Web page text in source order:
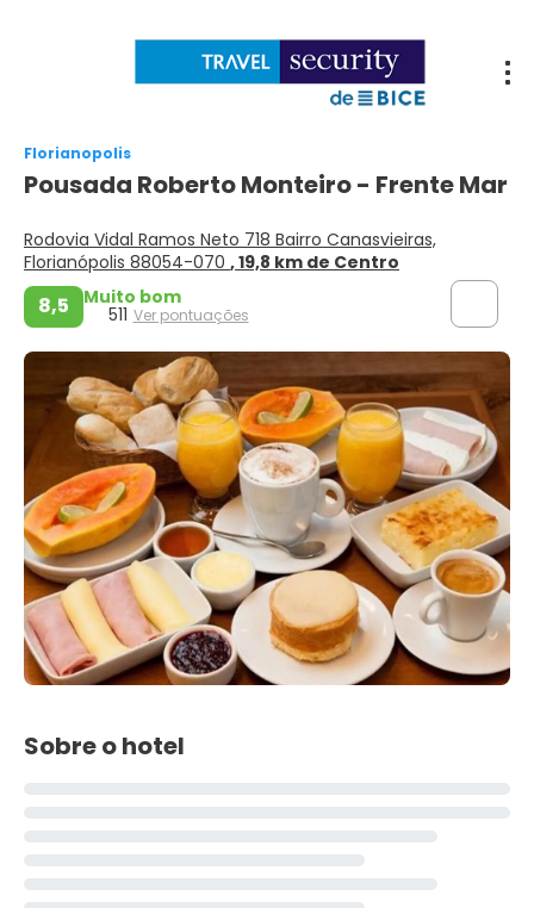
Florianopolis
Pousada Roberto Monteiro - Frente Mar
Rodovia Vidal Ramos Neto 718 Bairro Canasvieiras,
Florianópolis 88054-070 , 19,8 km de Centro
8,5 Muito bom
511 Ver pontuações
Sobre o hotel